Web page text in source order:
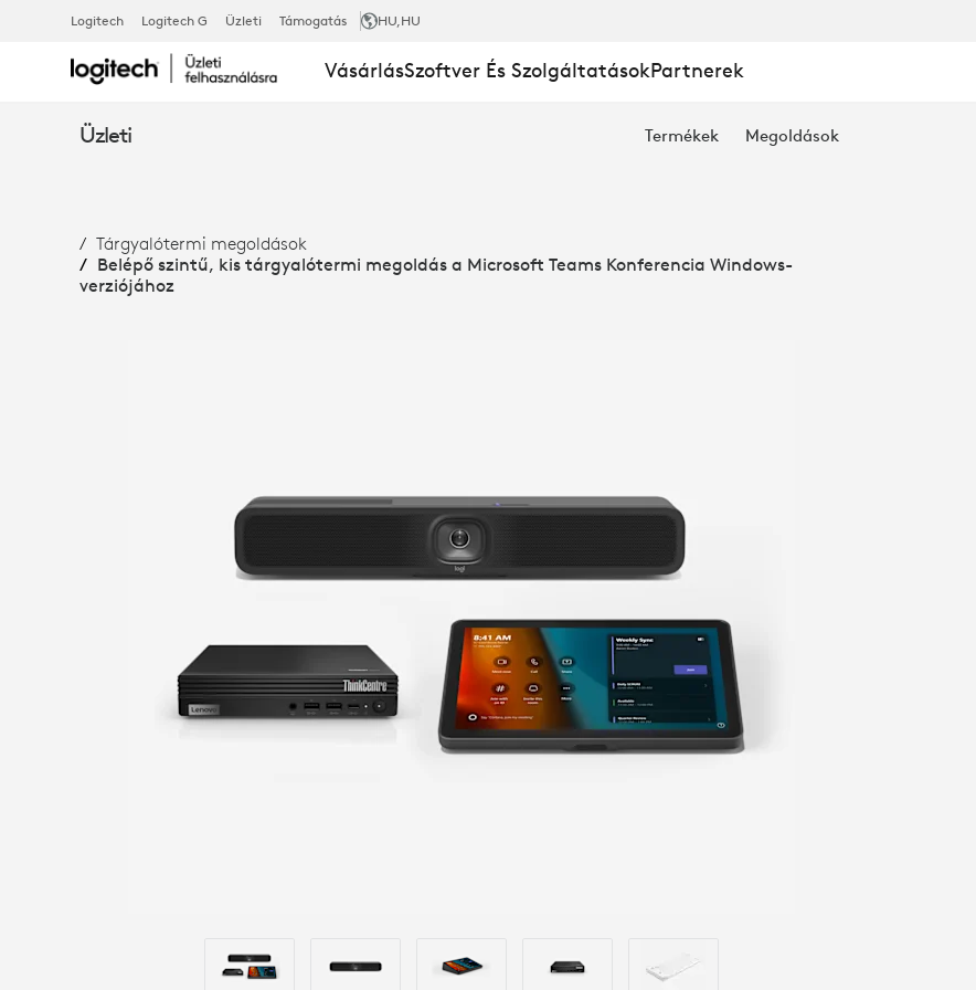
BELÉPŐ
SZINTŰ,
KIS
TÁRGYALÓTERMI
MICROSOFT
TEAMS
KONFERENCIA
Logitech Logitech G Üzleti Támogatás HU,HU
VásárlásSzoftver És SzolgáltatásokPartnerek
Üzleti Termékek Megoldások
Tárgyalótermi megoldások
Belépő szintű, kis tárgyalótermi megoldás a Microsoft Teams Konferencia Windows-
verziójához